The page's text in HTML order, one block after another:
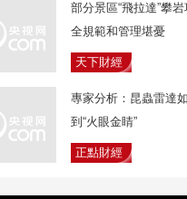
部分景區“飛拉達”攀
全規範和管理堪憂
天下財經
專家分析：昆蟲雷達
到“火眼金睛”
正點財經